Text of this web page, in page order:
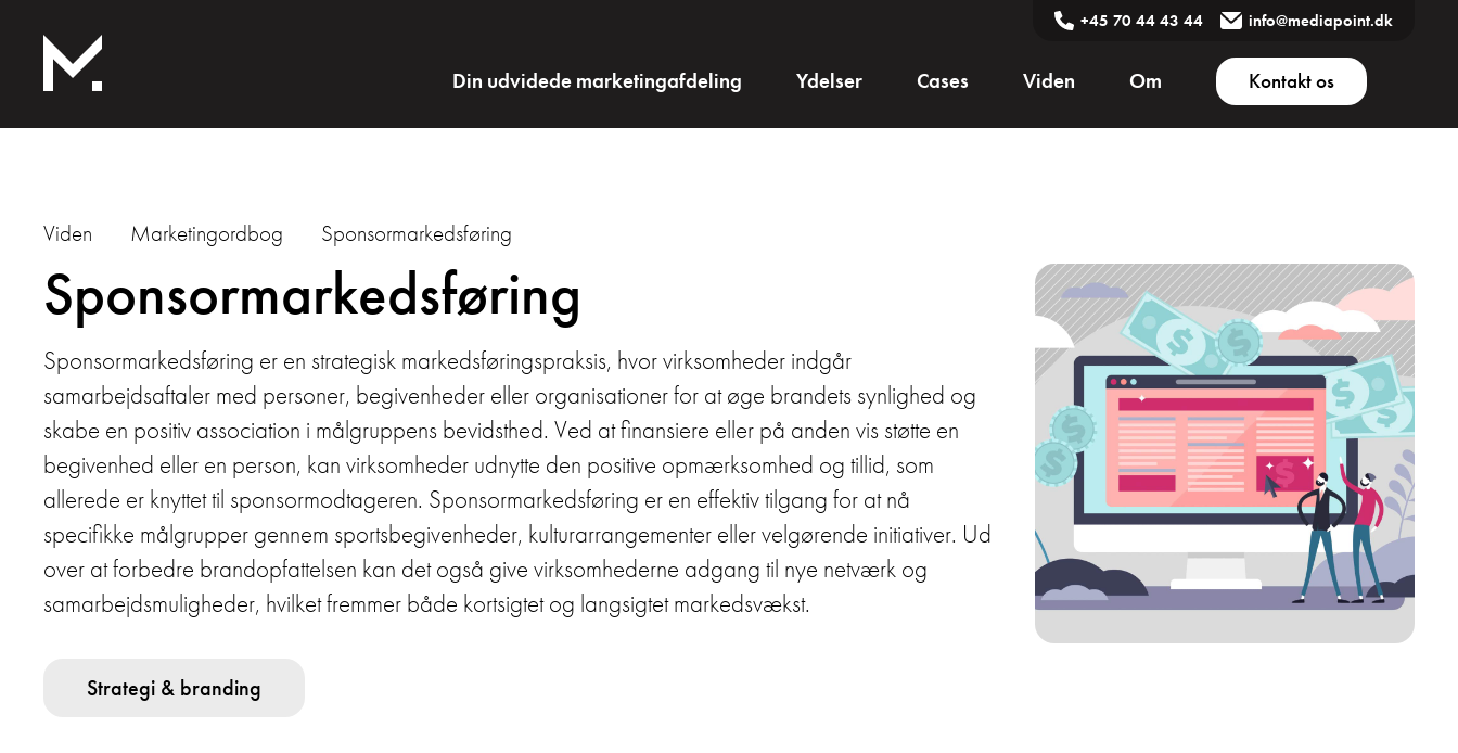
+45 70 44 43 44 info@mediapoint.dk
Din udvidede marketingafdeling Ydelser Cases Viden Om Kontakt os
Viden Marketingordbog Sponsormarkedsføring
Sponsormarkedsføring
Sponsormarkedsføring er en strategisk markedsføringspraksis, hvor virksomheder indgår
samarbejdsaftaler med personer, begivenheder eller organisationer for at øge brandets synlighed og
skabe en positiv association i målgruppens bevidsthed. Ved at finansiere eller på anden vis støtte en
begivenhed eller en person, kan virksomheder udnytte den positive opmærksomhed og tillid, som
allerede er knyttet til sponsormodtageren. Sponsormarkedsføring er en effektiv tilgang for at nå
specifikke målgrupper gennem sportsbegivenheder, kulturarrangementer eller velgørende initiativer. Ud
over at forbedre brandopfattelsen kan det også give virksomhederne adgang til nye netværk og
samarbejdsmuligheder, hvilket fremmer både kortsigtet og langsigtet markedsvækst.
Strategi & branding